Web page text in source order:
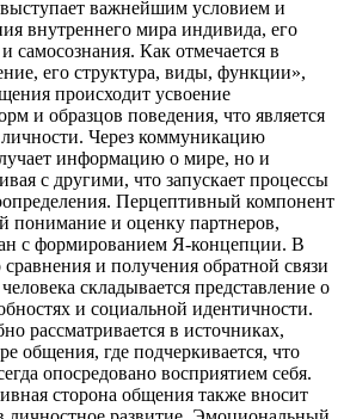
важнейшим условием и
внутреннего мира индивида, его
самосознания. Как отмечается в
его структура, виды, функции»,
происходит усвоение
и образцов поведения, что является
личности. Через коммуникацию
информацию о мире, но и
с другими, что запускает процессы
Перцептивный компонент
и оценку партнеров,
с формированием Я-концепции. В
и получения обратной связи
складывается представление о
и социальной идентичности.
рассматривается в источниках,
общения, где подчеркивается, что
опосредовано восприятием себя.
сторона общения также вносит